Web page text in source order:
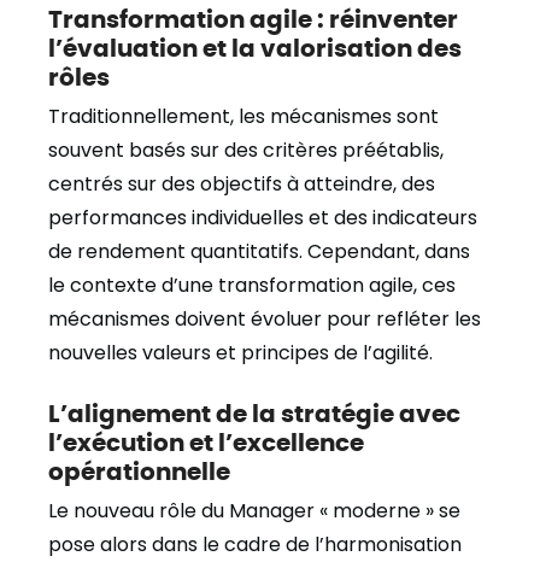
Transformation agile : réinventer
l’évaluation et la valorisation des
rôles
Traditionnellement, les mécanismes sont
souvent basés sur des critères préétablis,
centrés sur des objectifs à atteindre, des
performances individuelles et des indicateurs
de rendement quantitatifs. Cependant, dans
le contexte d’une transformation agile, ces
mécanismes doivent évoluer pour refléter les
nouvelles valeurs et principes de l’agilité.
L’alignement de la stratégie avec
l’exécution et l’excellence
opérationnelle
Le nouveau rôle du Manager « moderne » se
pose alors dans le cadre de l’harmonisation